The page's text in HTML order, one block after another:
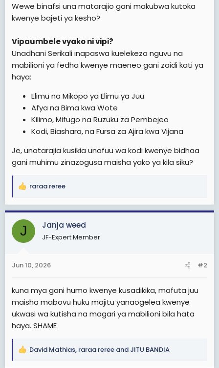
Wewe binafsi una matarajio gani makubwa kutoka
kwenye bajeti ya kesho?
Vipaumbele vyako ni vipi?
Unadhani Serikali inapaswa kuelekeza nguvu na
mabilioni ya fedha kwenye maeneo gani zaidi kati ya
haya:
Elimu na Mikopo ya Elimu ya Juu
Afya na Bima kwa Wote
Kilimo, Mifugo na Ruzuku za Pembejeo
Kodi, Biashara, na Fursa za Ajira kwa Vijana
Je, unatarajia kusikia unafuu wa kodi kwenye bidhaa
gani muhimu zinazogusa maisha yako ya kila siku?
R
a
c
i
s
raraa reree
J Janja weed
JF-Expert Member
Jun 10, 2026 #2
kuna mya gani humo kwenye kusadikika, mafuta juu
maisha mabovu huku majitu yanaogelea kwenye
ukwasi wa kutisha na magari ya mabilioni bila hata
haya. SHAME
R
David Mathias, raraa reree and JITU BANDIA